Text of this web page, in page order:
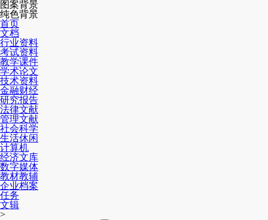
图案背景
纯色背景
首页
文档
行业资料
考试资料
教学课件
学术论文
技术资料
金融财经
研究报告
法律文献
管理文献
社会科学
生活休闲
计算机
经济文库
数字媒体
教材教辅
企业档案
任务
文辑
>